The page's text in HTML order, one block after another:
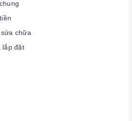
chữa
lắp đặt